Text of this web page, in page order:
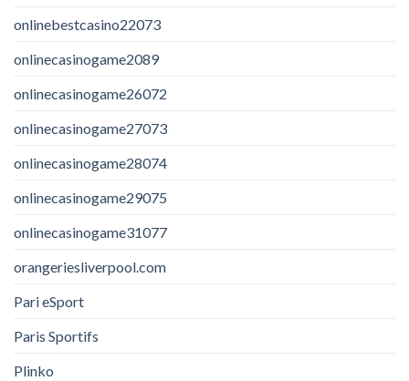
onlinebestcasino22073
onlinecasinogame2089
onlinecasinogame26072
onlinecasinogame27073
onlinecasinogame28074
onlinecasinogame29075
onlinecasinogame31077
orangeriesliverpool.com
Pari eSport
Paris Sportifs
Plinko